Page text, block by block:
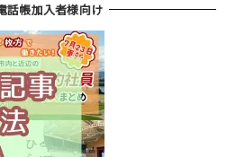
話帳加入者様向け